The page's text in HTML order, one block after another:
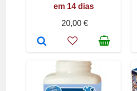
em 14 dias
20,00 €